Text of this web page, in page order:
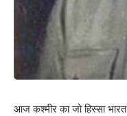
आज कश्मीर का जो हिस्सा